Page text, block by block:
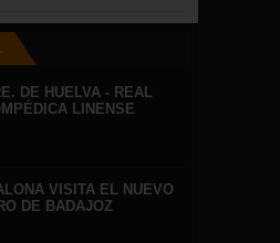
DE HUELVA - REAL
LINENSE
VISITA EL NUEVO
DE BADAJOZ